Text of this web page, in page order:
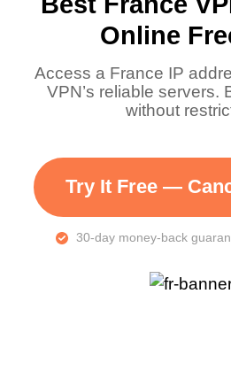
Online
Access a France IP
VPN’s reliable servers.
without
Try It Free —
30-day money-back